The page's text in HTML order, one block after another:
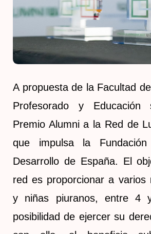
A propuesta de la Facultad
Profesorado y
Premio Alumni a la Red de
que impulsa la
Desarrollo de España. El
red es proporcionar a varios
y niñas piuranos, entre 4
posibilidad de ejercer su